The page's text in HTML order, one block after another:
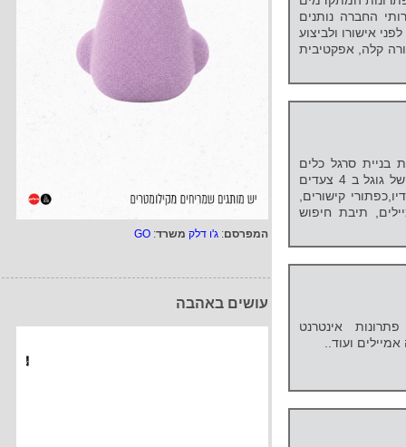
המפרסם: ג'ו דלק משרד:
GO
עושים באהבה
החברה נותנים
לך את היכולת להגנה על ה- offline לפני אישורו ולביצוע
קלה, אפקטיבית
בניית סרגל כלים
(נקי) לדפדפן בסגנון סרגל הכלים של גוגל ב 4 צעדים
קישורים,
תיבת חיפוש
אינטרנט
ועוד..